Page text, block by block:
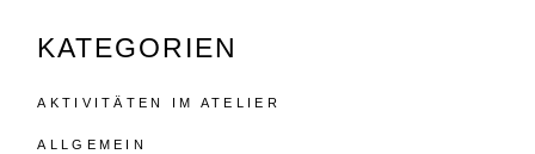
KATEGORIEN
AKTIVITÄTEN IM ATELIER
ALLGEMEIN